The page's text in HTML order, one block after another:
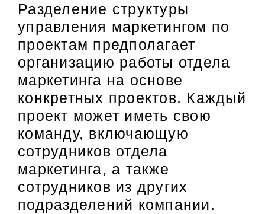
Разделение структуры
управления маркетингом по
проектам предполагает
организацию работы отдела
маркетинга на основе
конкретных проектов. Каждый
проект может иметь свою
команду, включающую
сотрудников отдела
маркетинга, а также
сотрудников из других
подразделений компании.